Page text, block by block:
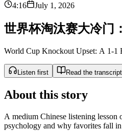
4:16
July 1, 2026
世界杯淘汰赛大冷门 ：
World Cup Knockout Upset: A 1-1
Listen first Read the transcript
About this story
A medium Chinese listening lesson
psychology and why favorites fall